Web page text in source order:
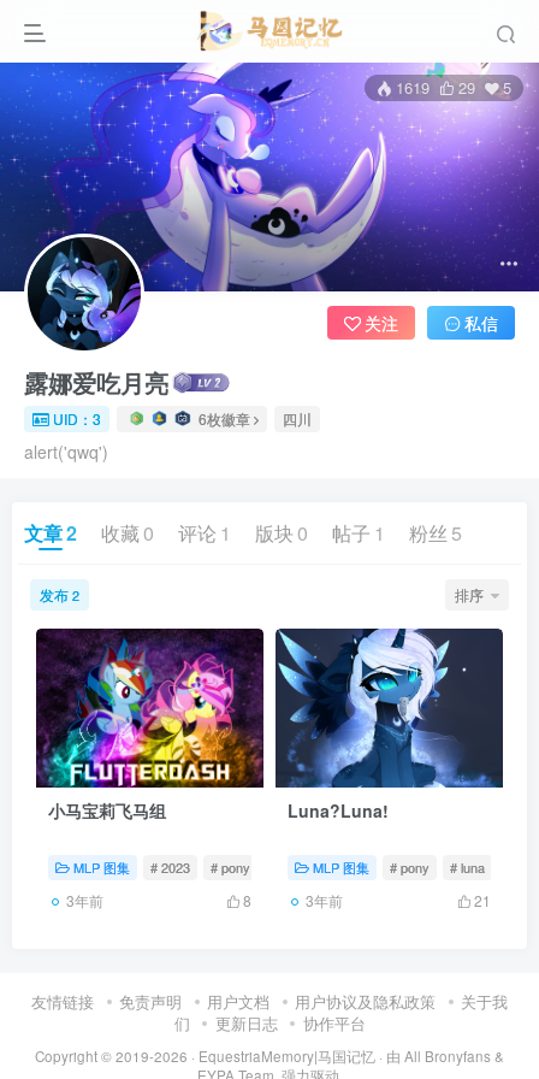
1619 29 5
露娜爱吃月亮
UID：3 6枚徽章 四川
alert('qwq')
关注 私信
文章2 收藏 0 评论 1 版块 0 帖子 1 粉丝 5
发布 2 排序
小马宝莉飞马组
MLP 图集 # 2023 # pony # fluttershy
3年前 8
Luna?Luna!
MLP 图集 # pony # luna
3年前 21
友情链接 免责声明 用户文档 用户协议及隐私政策
关于我
们
更新日志 协作平台
Copyright © 2019-2026 · EquestriaMemory|马国记忆 · 由 All Bronyfans &
EYPA Team. 强力驱动.